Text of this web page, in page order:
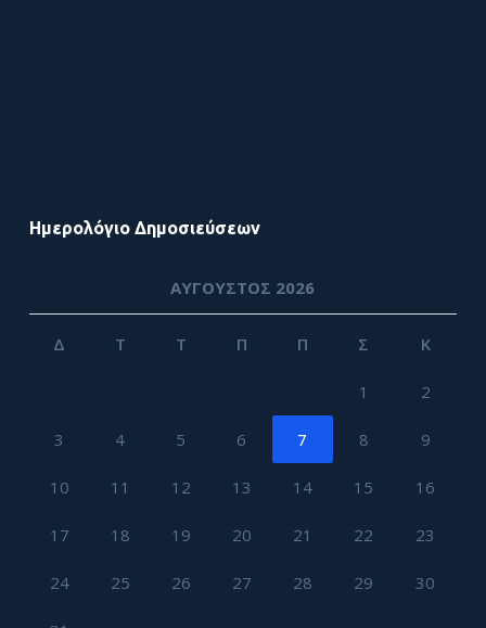
Ημερολόγιο Δημοσιεύσεων
ΑΎΓΟΥΣΤΟΣ 2026
Δ Τ Τ Π Π Σ Κ
1 2
3 4 5 6 7 8 9
10 11 12 13 14 15 16
17 18 19 20 21 22 23
24 25 26 27 28 29 30